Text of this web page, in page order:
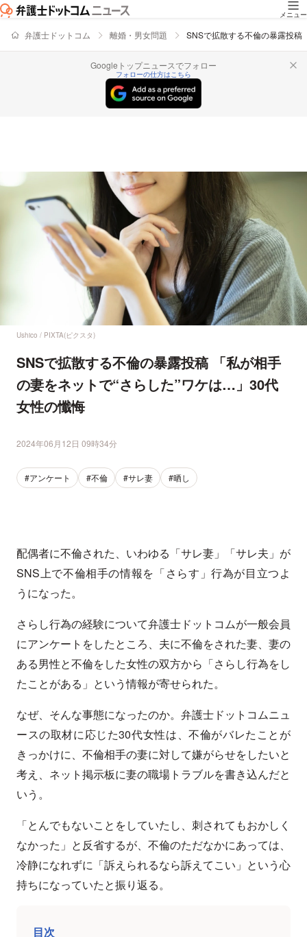
メニュー
弁護士ドットコム 離婚・男女問題 SNSで拡散する不倫の暴露投
Googleトップニュースでフォロー
フォローの仕方はこちら
Ushico / PIXTA(ピクスタ)
SNSで拡散する不倫の暴露投稿 「私が相手
の妻をネットで“さらした”ワケは…」30代
女性の懺悔
2024年06月12日 09時34分
#アンケート #不倫 #サレ妻 #晒し
配偶者に不倫された、いわゆる「サレ妻」「サレ夫」が
SNS上で不倫相手の情報を「さらす」行為が目立つよ
うになった。
さらし行為の経験について弁護士ドットコムが一般会員
にアンケートをしたところ、夫に不倫をされた妻、妻の
ある男性と不倫をした女性の双方から「さらし行為をし
たことがある」という情報が寄せられた。
なぜ、そんな事態になったのか。弁護士ドットコムニュ
ースの取材に応じた30代女性は、不倫がバレたことが
きっかけに、不倫相手の妻に対して嫌がらせをしたいと
考え、ネット掲示板に妻の職場トラブルを書き込んだと
いう。
「とんでもないことをしていたし、刺されてもおかしく
なかった」と反省するが、不倫のただなかにあっては、
冷静になれずに「訴えられるなら訴えてこい」という心
持ちになっていたと振り返る。
目次